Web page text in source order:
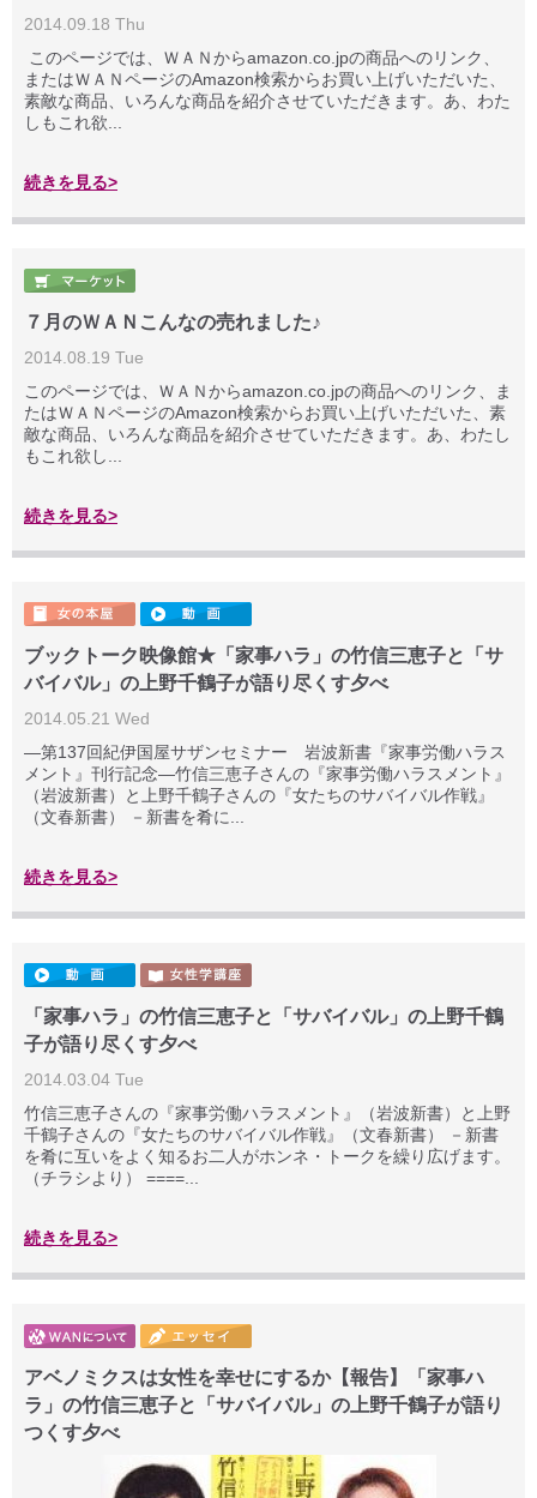
2014.09.18 Thu
このページでは、ＷＡＮからamazon.co.jpの商品へのリンク、
またはＷＡＮページのAmazon検索からお買い上げいただいた、
素敵な商品、いろんな商品を紹介させていただきます。あ、わた
しもこれ欲...
続きを見る>
７月のＷＡＮこんなの売れました♪
2014.08.19 Tue
このページでは、ＷＡＮからamazon.co.jpの商品へのリンク、ま
たはＷＡＮページのAmazon検索からお買い上げいただいた、素
敵な商品、いろんな商品を紹介させていただきます。あ、わたし
もこれ欲し...
続きを見る>
ブックトーク映像館★「家事ハラ」の竹信三恵子と「サ
バイバル」の上野千鶴子が語り尽くす夕べ
2014.05.21 Wed
―第137回紀伊国屋サザンセミナー 岩波新書『家事労働ハラス
メント』刊行記念―竹信三恵子さんの『家事労働ハラスメント』
（岩波新書）と上野千鶴子さんの『女たちのサバイバル作戦』
（文春新書） －新書を肴に...
続きを見る>
「家事ハラ」の竹信三恵子と「サバイバル」の上野千鶴
子が語り尽くす夕べ
2014.03.04 Tue
竹信三恵子さんの『家事労働ハラスメント』（岩波新書）と上野
千鶴子さんの『女たちのサバイバル作戦』（文春新書） －新書
を肴に互いをよく知るお二人がホンネ・トークを繰り広げます。
（チラシより） ====...
続きを見る>
アベノミクスは女性を幸せにするか【報告】「家事ハ
ラ」の竹信三恵子と「サバイバル」の上野千鶴子が語り
つくす夕べ